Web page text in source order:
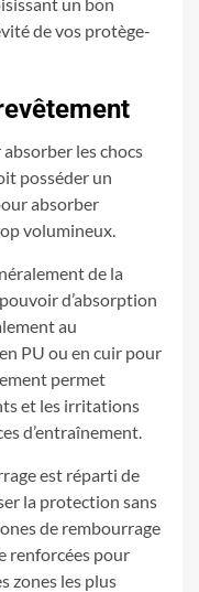
de vos protège-
les chocs
posséder un
absorber
volumineux.
de la
d’absorption
au
PU ou en cuir pour
permet
et les irritations
d’entraînement.
est réparti de
la protection sans
de rembourrage
renforcées pour
zones les plus